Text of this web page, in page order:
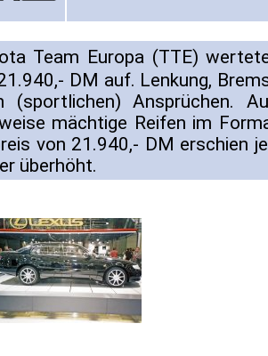
Team Europa (TTE)
DM auf. Lenkung,
(sportlichen) Ansprüchen.
mächtige Reifen im
von 21.940,- DM erschien
überhöht.